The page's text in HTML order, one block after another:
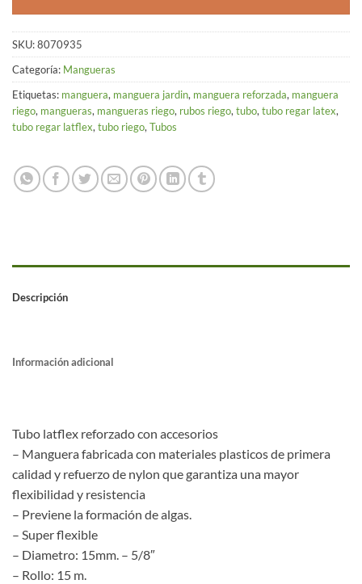
SKU:8070935
Categoría: Mangueras
Etiquetas: manguera, manguera jardin, manguera reforzada, manguera
riego, mangueras, mangueras riego, rubos riego,tubo,tubo regar latex,
tubo regar latflex,tubo riego,Tubos
Descripción
Información adicional
Tubo latflex reforzado con accesorios
– Manguera fabricada con materiales plasticos de primera
calidad y refuerzo de nylon que garantiza una mayor
flexibilidad y resistencia
– Previene la formación de algas.
– Super flexible
– Diametro: 15mm. – 5/8″
– Rollo: 15 m.